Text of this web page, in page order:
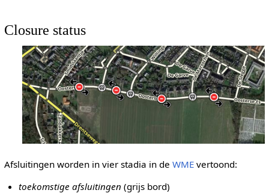
Closure status
Afsluitingen worden in vier stadia in de WMEvertoond:
toekomstige afsluitingen (grijs bord)